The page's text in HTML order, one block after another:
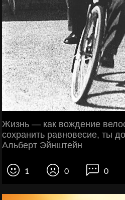
Жизнь — как вождение
сохранить равновесие, ты
Альберт Эйнштейн
1 0 0